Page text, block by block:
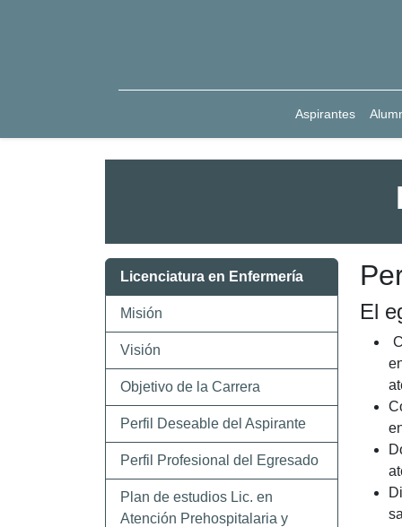
Aspirantes
Licenciatura en Enfermería
Misión
Visión
Objetivo de la Carrera
Perfil Deseable del Aspirante
Perfil Profesional del Egresado
Plan de estudios Lic. en
Atención Prehospitalaria y
El